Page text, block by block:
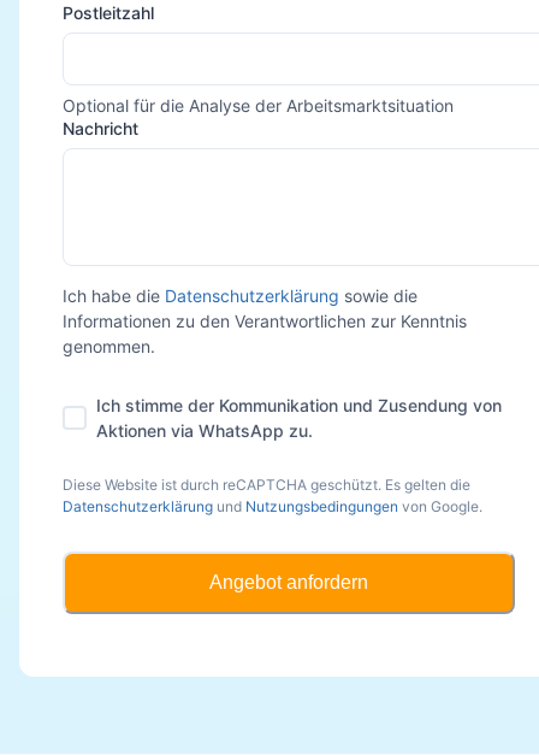
Postleitzahl
Optional für die Analyse der Arbeitsmarktsituation
Nachricht
Ich habe die Datenschutzerklärung sowie die
Informationen zu den Verantwortlichen zur Kenntnis
genommen.
Ich stimme der Kommunikation und Zusendung von
Aktionen via WhatsApp zu.
Diese Website ist durch reCAPTCHA geschützt. Es gelten die
Datenschutzerklärung und Nutzungsbedingungen von Google.
Angebot anfordern